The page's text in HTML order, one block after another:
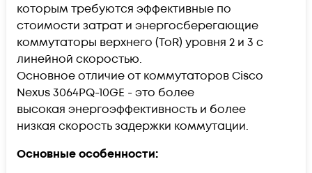
которым требуются эффективные по
стоимости затрат и энергосберегающие
коммутаторы верхнего (ToR) уровня 2 и 3 с
линейной скоростью.
Основное отличие от коммутаторов Cisco
Nexus 3064PQ-10GE - это более
высокая энергоэффективность и более
низкая скорость задержки коммутации.
Основные особенности: